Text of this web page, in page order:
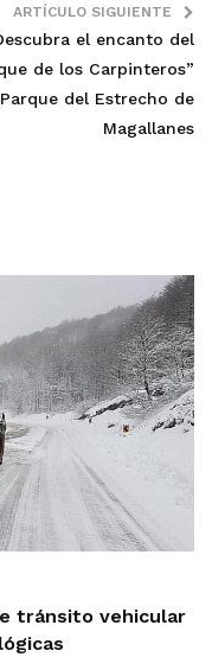
ARTÍCULO SIGUIENTE
el encanto del
de los Carpinteros”
del Estrecho de
Magallanes
tránsito vehicular